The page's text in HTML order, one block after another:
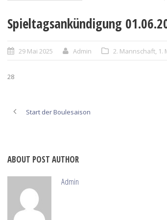
Spieltagsankündigung
29 Mai 2025 Admin 2. Mannschaft, 1.
28
Start der Boulesaison
ABOUT POST AUTHOR
Admin